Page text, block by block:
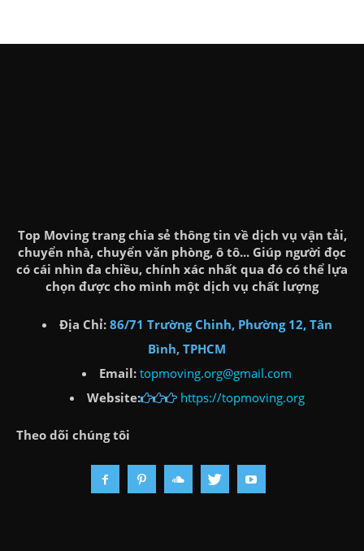
Top Moving trang chia sẻ thông tin về dịch vụ vận tải,
chuyển nhà, chuyển văn phòng, ô tô... Giúp người đọc
có cái nhìn đa chiều, chính xác nhất qua đó có thể lựa
chọn được cho mình một dịch vụ chất lượng
Địa Chỉ: 86/71 Trường Chinh, Phường 12, Tân
Bình, TPHCM
Email: topmoving.org@gmail.com
Website:
https://topmoving.org
Theo dõi chúng tôi